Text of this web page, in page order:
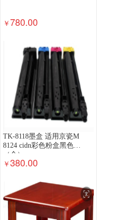
￥780.00
TK-8118墨盒 适用京瓷M
8124 cidn彩色粉盒黑色
（个）
￥380.00